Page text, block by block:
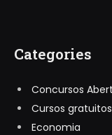
Categories
Concursos
Cursos gratuitos
Economia